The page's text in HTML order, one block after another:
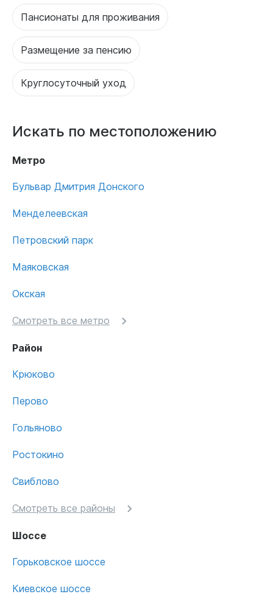
Пансионаты для проживания
Размещение за пенсию
Круглосуточный уход
Искать по местоположению
Метро
Бульвар Дмитрия Донского
Менделеевская
Петровский парк
Маяковская
Окская
Смотреть все метро
Район
Крюково
Перово
Гольяново
Ростокино
Свиблово
Смотреть все районы
Шоссе
Горьковское шоссе
Киевское шоссе